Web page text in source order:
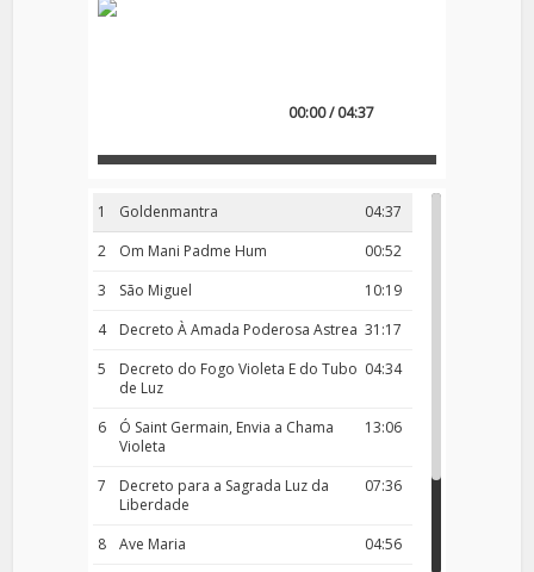
00:00 / 04:37
1 04:37
Goldenmantra
2
00:52
Om Mani Padme Hum
3
10:19
São Miguel
4
31:17
Decreto À Amada Poderosa Astrea
5
04:34
Decreto do Fogo Violeta E do Tubo
de Luz
6
13:06
Ó Saint Germain, Envia a Chama
Violeta
7
07:36
Decreto para a Sagrada Luz da
Liberdade
8
04:56
Ave Maria